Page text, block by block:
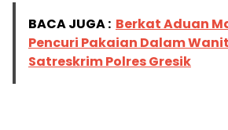
BACA JUGA : Berkat Aduan
Pencuri Pakaian Dalam
Satreskrim Polres Gresik